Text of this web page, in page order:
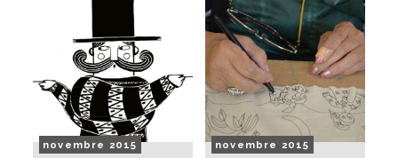
novembre 2015 novembre 2015